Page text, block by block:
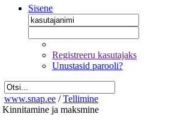
Sisene
Registreeru kasutajaks
Unustasid parooli?
www.snap.ee / Tellimine
Kinnitamine ja maksmine